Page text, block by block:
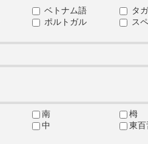
ベトナム語
タ
ポルトガル
ス
南
栂
中
東百